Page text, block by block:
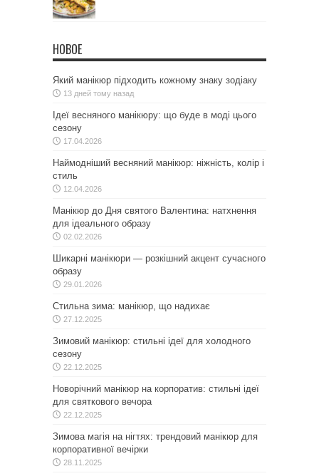
НОВОЕ
Який манікюр підходить кожному знаку зодіаку
13 дней тому назад
Ідеї весняного манікюру: що буде в моді цього
сезону
17.04.2026
Наймодніший весняний манікюр: ніжність, колір і
стиль
12.04.2026
Манікюр до Дня святого Валентина: натхнення
для ідеального образу
02.02.2026
Шикарні манікюри — розкішний акцент сучасного
образу
29.01.2026
Стильна зима: манікюр, що надихає
27.12.2025
Зимовий манікюр: стильні ідеї для холодного
сезону
22.12.2025
Новорічний манікюр на корпоратив: стильні ідеї
для святкового вечора
22.12.2025
Зимова магія на нігтях: трендовий манікюр для
корпоративної вечірки
28.11.2025